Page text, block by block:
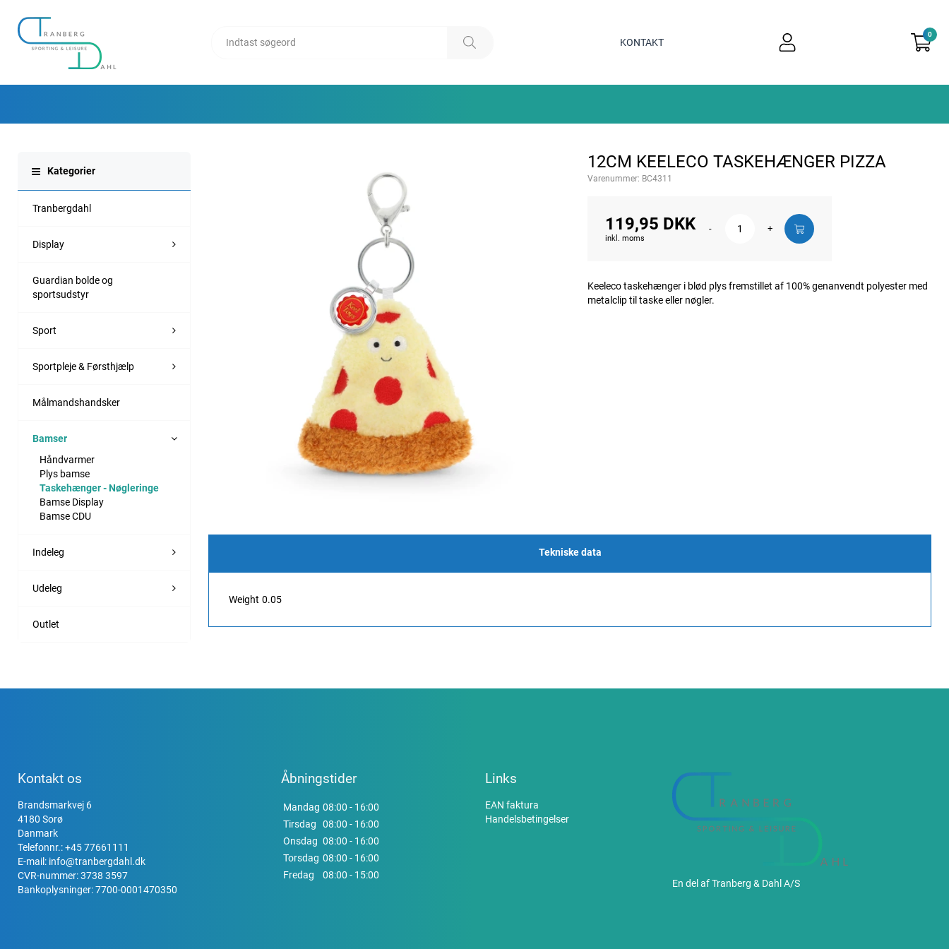
KONTAKT
0
Kategorier
Tranbergdahl
Display
Guardian bolde og
sportsudstyr
Sport
Sportpleje & Førsthjælp
Målmandshandsker
Bamser
Håndvarmer
Plys bamse
Taskehænger - Nøgleringe
Bamse Display
Bamse CDU
Indeleg
Udeleg
Outlet
12CM KEELECO TASKEHÆNGER PIZZA
Varenummer: BC4311
119,95 DKK
inkl. moms
- +
Keeleco taskehænger i blød plys fremstillet af 100% genanvendt polyester med
metalclip til taske eller nøgler.
Tekniske data
Weight 0.05
Kontakt os
Brandsmarkvej 6
4180 Sorø
Danmark
Telefonnr.:+45 77661111
E-mail: info@tranbergdahl.dk
CVR-nummer: 3738 3597
Bankoplysninger: 7700-0001470350
Åbningstider
Mandag 08:00 - 16:00
Tirsdag
08:00 - 16:00
Onsdag 08:00 - 16:00
Torsdag 08:00 - 16:00
Fredag
08:00 - 15:00
Links
EAN faktura
Handelsbetingelser
En del af Tranberg & Dahl A/S